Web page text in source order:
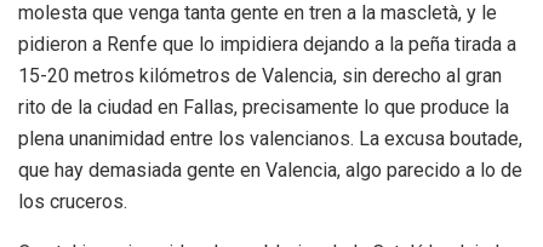
molesta que venga tanta gente en tren a la mascletà, y le
pidieron a Renfe que lo impidiera dejando a la peña tirada a
15-20 metros kilómetros de Valencia, sin derecho al gran
rito de la ciudad en Fallas, precisamente lo que produce la
plena unanimidad entre los valencianos. La excusa boutade,
que hay demasiada gente en Valencia, algo parecido a lo de
los cruceros.